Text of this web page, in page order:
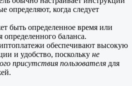
определяют, когда следует
быть определенное время или
определенного баланса.
обеспечивают высокую
и удобство, поскольку не
присутствия пользователя для